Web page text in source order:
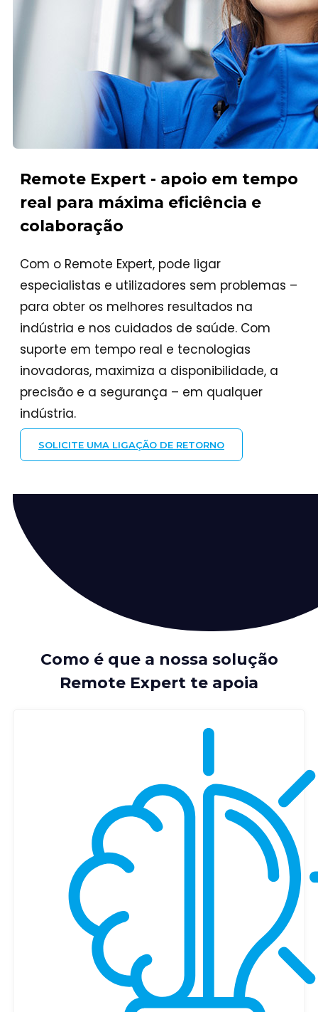
Remote Expert - apoio em tempo
real para máxima eficiência e
colaboração
Com o Remote Expert, pode ligar
especialistas e utilizadores sem problemas –
para obter os melhores resultados na
indústria e nos cuidados de saúde. Com
suporte em tempo real e tecnologias
inovadoras, maximiza a disponibilidade, a
precisão e a segurança – em qualquer
indústria.
SOLICITE UMA LIGAÇÃO DE RETORNO
Como é que a nossa solução
Remote Expert te apoia